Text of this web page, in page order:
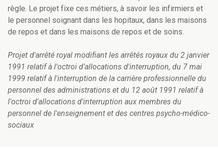
règle. Le projet fixe ces métiers, à savoir les infirmiers et
le personnel soignant dans les hopitaux, dans les maisons
de repos et dans les maisons de repos et de soins.
Projet d'arrêté royal modifiant les arrêtés royaux du 2 janvier
1991 relatif à l'octroi d'allocations d'interruption, du 7 mai
1999 relatif à l'interruption de la carrière professionnelle du
personnel des administrations et du 12 août 1991 relatif à
l'octroi d'allocations d'interruption aux membres du
personnel de l'enseignement et des centres psycho-médico-
sociaux